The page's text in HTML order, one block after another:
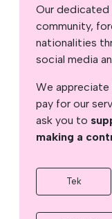
Our dedicated
community,
nationalities
social media
We
pay for our
ask you to
making a
Tek